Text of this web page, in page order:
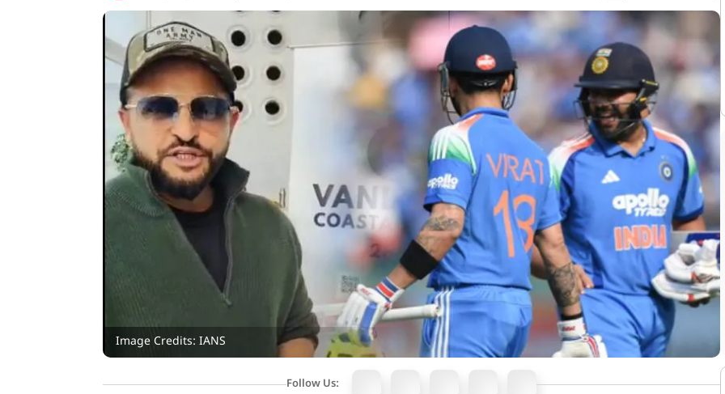
Image Credits: IANS
Follow Us: